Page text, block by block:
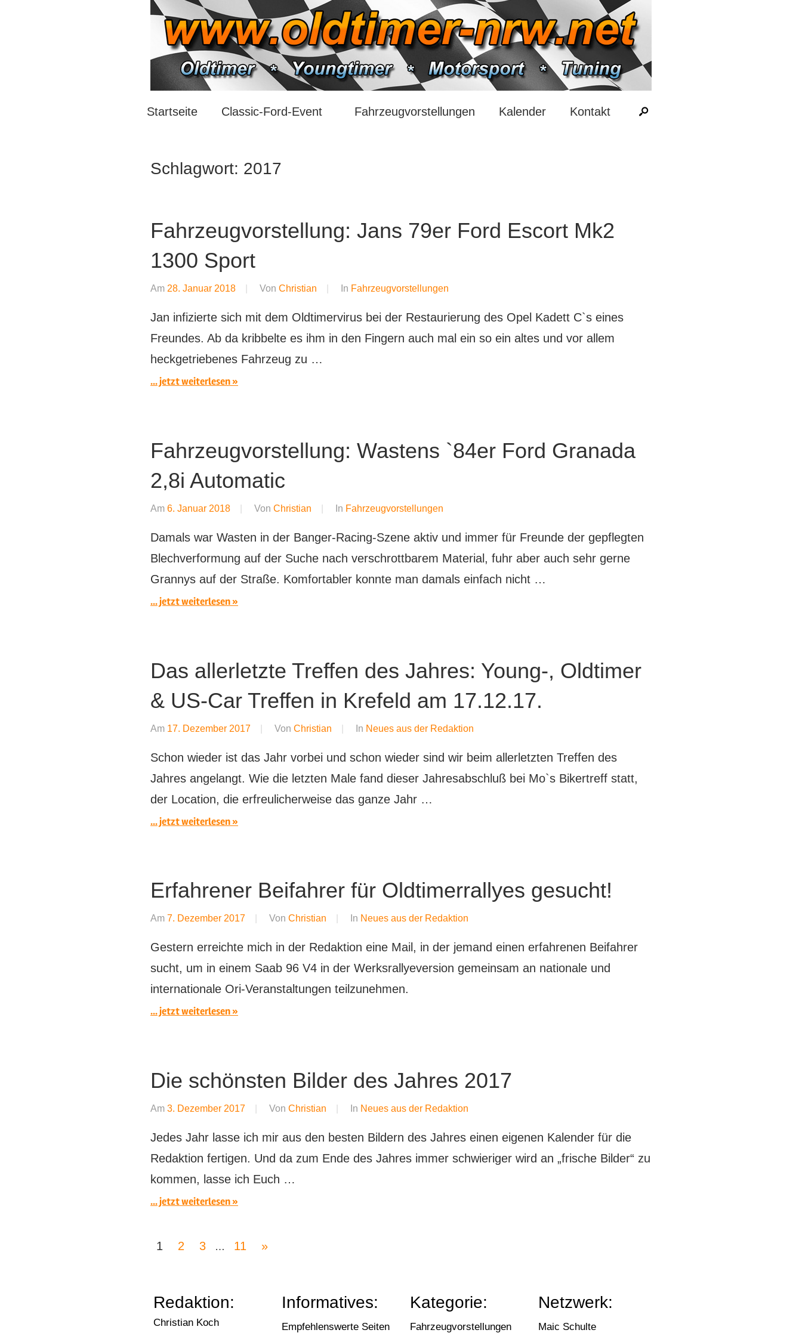
https://oldtimer-
Startseite Classic-Ford-Event Fahrzeugvorstellungen Kalender Kontakt
Schlagwort: 2017
Fahrzeugvorstellung: Jans 79er Ford Escort Mk2
1300 Sport
Am 28. Januar 2018 Von Christian In Fahrzeugvorstellungen
Jan infizierte sich mit dem Oldtimervirus bei der Restaurierung des Opel Kadett C`s eines
Freundes. Ab da kribbelte es ihm in den Fingern auch mal ein so ein altes und vor allem
heckgetriebenes Fahrzeug zu …
... jetzt weiterlesen
Fahrzeugvorstellung: Wastens `84er Ford Granada
2,8i Automatic
Am 6. Januar 2018 Von Christian In Fahrzeugvorstellungen
Damals war Wasten in der Banger-Racing-Szene aktiv und immer für Freunde der gepflegten
Blechverformung auf der Suche nach verschrottbarem Material, fuhr aber auch sehr gerne
Grannys auf der Straße. Komfortabler konnte man damals einfach nicht …
... jetzt weiterlesen
Das allerletzte Treffen des Jahres: Young-, Oldtimer
& US-Car Treffen in Krefeld am 17.12.17.
Am 17. Dezember 2017 Von Christian In Neues aus der Redaktion
Schon wieder ist das Jahr vorbei und schon wieder sind wir beim allerletzten Treffen des
Jahres angelangt. Wie die letzten Male fand dieser Jahresabschluß bei Mo`s Bikertreff statt,
der Location, die erfreulicherweise das ganze Jahr …
... jetzt weiterlesen
Erfahrener Beifahrer für Oldtimerrallyes gesucht!
Am 7. Dezember 2017 Von Christian In Neues aus der Redaktion
Gestern erreichte mich in der Redaktion eine Mail, in der jemand einen erfahrenen Beifahrer
sucht, um in einem Saab 96 V4 in der Werksrallyeversion gemeinsam an nationale und
internationale Ori-Veranstaltungen teilzunehmen.
... jetzt weiterlesen
Die schönsten Bilder des Jahres 2017
Am 3. Dezember 2017 Von Christian In Neues aus der Redaktion
Jedes Jahr lasse ich mir aus den besten Bildern des Jahres einen eigenen Kalender für die
Redaktion fertigen. Und da zum Ende des Jahres immer schwieriger wird an „frische Bilder“ zu
kommen, lasse ich Euch …
... jetzt weiterlesen
Seitennummerierung
Beiträge
1 2 3 … 11
Nächste
»
Redaktion:
Christian Koch
Informatives:
Empfehlenswerte Seiten
Kategorie:
Fahrzeugvorstellungen
Netzwerk:
Maic Schulte